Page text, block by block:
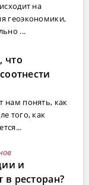
на
геоэкономики,
...
что
нам понять, как
того, как
и
в ресторан?